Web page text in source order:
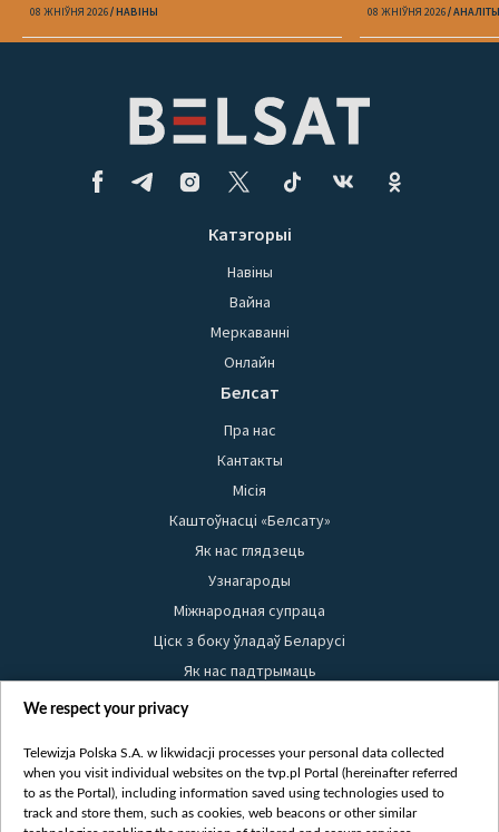
08 ЖНІЎНЯ 2026 НАВІНЫ 08 ЖНІЎНЯ 2026
Катэгорыі
Навіны
Вайна
Меркаванні
Онлайн
Белсат
Пра нас
Кантакты
Місія
Каштоўнасці «Белсату»
Як нас глядзець
Узнагароды
Міжнародная супраца
Ціск з боку ўладаў Беларусі
Як нас падтрымаць
Правілы выкарыстання матэрыялаў
Бяспека
Youtube
We respect your privacy
Telewizja Polska S.A. w likwidacji processes your personal data collected
when you visit individual websites on the tvp.pl Portal (hereinafter referred
to as the Portal), including information saved using technologies used to
track and store them, such as cookies, web beacons or other similar